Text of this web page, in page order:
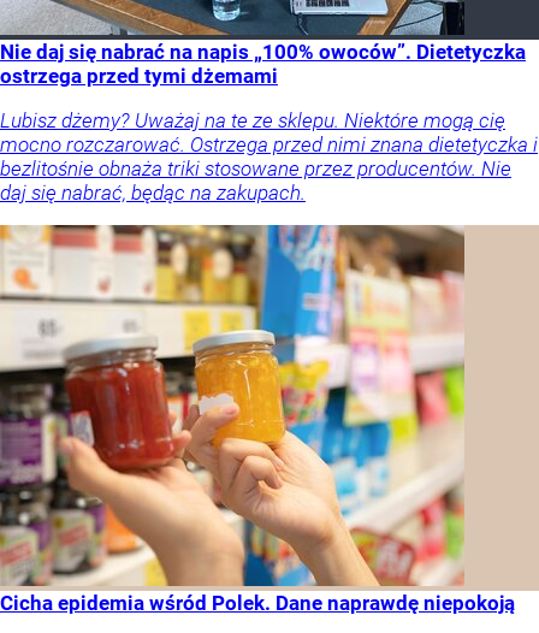
Nie daj się nabrać na napis „100% owoców”. Dietetyczka
ostrzega przed tymi dżemami
Lubisz dżemy? Uważaj na te ze sklepu. Niektóre mogą cię
mocno rozczarować. Ostrzega przed nimi znana dietetyczka i
bezlitośnie obnaża triki stosowane przez producentów. Nie
daj się nabrać, będąc na zakupach.
Cicha epidemia wśród Polek. Dane naprawdę niepokoją